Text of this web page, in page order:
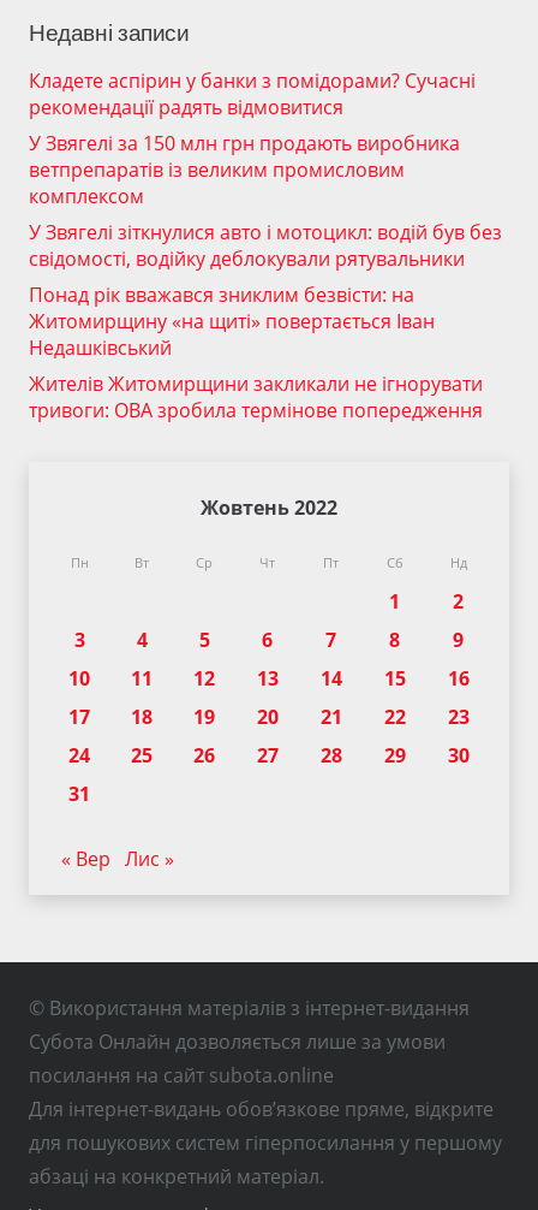
Недавні записи
Кладете аспірин у банки з помідорами? Сучасні
рекомендації радять відмовитися
У Звягелі за 150 млн грн продають виробника
ветпрепаратів із великим промисловим
комплексом
У Звягелі зіткнулися авто і мотоцикл: водій був без
свідомості, водійку деблокували рятувальники
Понад рік вважався зниклим безвісти: на
Житомирщину «на щиті» повертається Іван
Недашківський
Жителів Житомирщини закликали не ігнорувати
тривоги: ОВА зробила термінове попередження
Жовтень 2022
Пн Вт Ср Чт Пт Сб Нд
1
2
3
4 5 6 7 8
9
10
11 12 13 14 15
16
17
18 19 20 21 22
23
24
25 26 27 28 29
30
31
« Вер Лис »
© Використання матеріалів з інтернет-видання
Субота Онлайн дозволяється лише за умови
посилання на сайт subota.online
Для інтернет-видань обов’язкове пряме, відкрите
для пошукових систем гіперпосилання у першому
абзаці на конкретний матеріал.